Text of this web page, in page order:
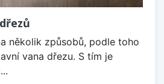
několik způsobů, podle toho
vana dřezu. S tím je